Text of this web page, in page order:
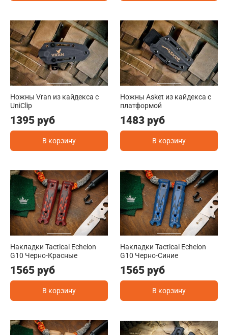
Ножны Vran из кайдекса c
UniClip
1395 руб
В корзину
Ножны Asket из кайдекса c
платформой
1483 руб
В корзину
Накладки Tactical Echelon
G10 Черно-Красные
1565 руб
В корзину
Накладки Tactical Echelon
G10 Черно-Синие
1565 руб
В корзину